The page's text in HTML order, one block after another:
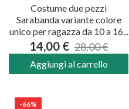
Costume due pezzi
Sarabanda variante colore
unico per ragazza da 10 a 16...
14,00 € 28,00 €
Aggiungi al carrello
-66%